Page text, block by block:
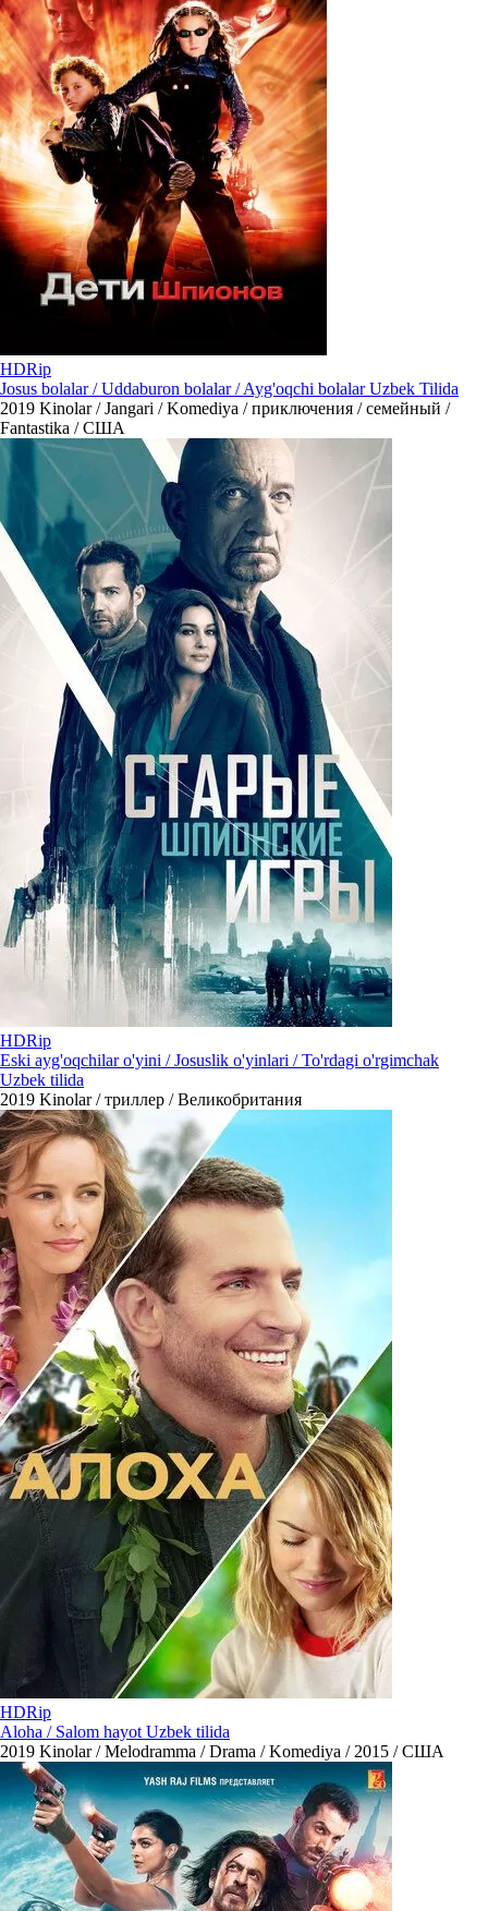
HDRip
Josus bolalar / Uddaburon bolalar / Ayg'oqchi bolalar Uzbek Tilida
2019 Kinolar / Jangari / Komediya / приключения / семейный /
Fantastika / США
HDRip
Eski ayg'oqchilar o'yini / Josuslik o'yinlari / To'rdagi o'rgimchak
Uzbek tilida
2019 Kinolar / триллер / Великобритания
HDRip
Aloha / Salom hayot Uzbek tilida
2019 Kinolar / Melodramma / Drama / Komediya / 2015 / США